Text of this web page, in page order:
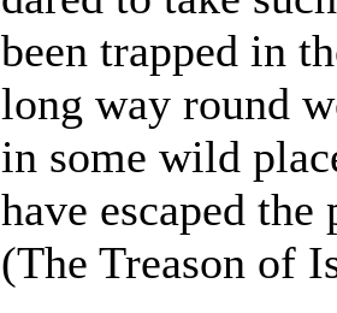
been trapped in
long way round
in some wild
have escaped
(The Treason of